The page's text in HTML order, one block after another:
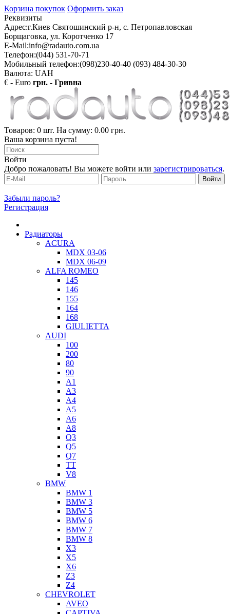
Корзина покупок Оформить заказ
Реквизиты
Адрес:г.Киев Святошинский р-н, с. Петропавловская
Борщаговка, ул. Коротченко 17
E-Mail:info@radauto.com.ua
Телефон:(044) 531-70-71
Мобильный телефон:(098)230-40-40 (093) 484-30-30
Валюта: UAH
€ - Euro грн. - Гривна
Товаров: 0 шт. На сумму: 0.00 грн.
Ваша корзина пуста!
Войти
Добро пожаловать! Вы можете войти или зарегистрироваться.
Забыли пароль?
Регистрация
Радиаторы
ACURA
MDX 03-06
MDX 06-09
ALFA ROMEO
145
146
155
164
168
GIULIETTA
AUDI
100
200
80
90
A1
A3
A4
A5
A6
A8
Q3
Q5
Q7
TT
V8
BMW
BMW 1
BMW 3
BMW 5
BMW 6
BMW 7
BMW 8
X3
X5
X6
Z3
Z4
CHEVROLET
AVEO